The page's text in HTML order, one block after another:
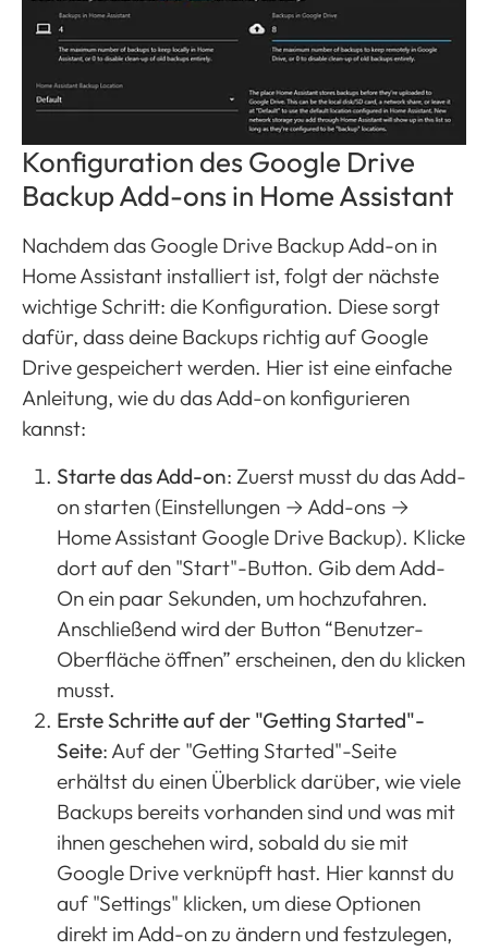
Konfiguration des Google Drive
Backup Add-ons in Home Assistant
Nachdem das Google Drive Backup Add-on in
Home Assistant installiert ist, folgt der nächste
wichtige Schritt: die Konfiguration. Diese sorgt
dafür, dass deine Backups richtig auf Google
Drive gespeichert werden. Hier ist eine einfache
Anleitung, wie du das Add-on konfigurieren
kannst:
Starte das Add-on: Zuerst musst du das Add-
on starten (Einstellungen → Add-ons →
Home Assistant Google Drive Backup). Klicke
dort auf den "Start"-Button. Gib dem Add-
On ein paar Sekunden, um hochzufahren.
Anschließend wird der Button “Benutzer-
Oberfläche öffnen” erscheinen, den du klicken
musst.
Erste Schritte auf der "Getting Started"-
Seite: Auf der "Getting Started"-Seite
erhältst du einen Überblick darüber, wie viele
Backups bereits vorhanden sind und was mit
ihnen geschehen wird, sobald du sie mit
Google Drive verknüpft hast. Hier kannst du
auf "Settings" klicken, um diese Optionen
direkt im Add-on zu ändern und festzulegen,